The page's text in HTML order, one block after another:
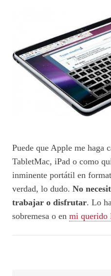
Puede que Apple me haga
TabletMac, iPad o como
inminente portátil en
verdad, lo dudo. No
trabajar o disfrutar. Lo
sobremesa o en mi querido